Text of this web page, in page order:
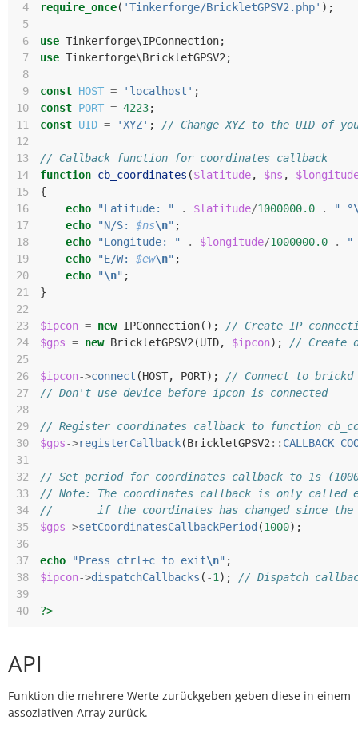
4
require_once( 'Tinkerforge/BrickletGPSV2.php' );
5
6
use Tinkerforge\IPConnection;
7
use Tinkerforge\BrickletGPSV2 ;
8
9
const HOST = 'localhost' ;
10
const PORT = 4223;
11
const UID = 'XYZ' ;
// Change XYZ to the UID of
12
13
// Callback function for coordinates callback
14
function cb_coordinates ($latitude, $ns ,
15
{
16
echo "Latitude: " . $latitude/1000000.0 . " °
17
echo "N/S: $ns\n" ;
18
echo "Longitude: " . $longitude/1000000.0 .
"
19
echo "E/W: $ew\n" ;
20
echo "\n" ;
21
}
22
23
$ipcon = new IPConnection();
// Create IP
24
$gps = new BrickletGPSV2 (UID, $ipcon);
// Create
25
26
$ipcon->connect (HOST, PORT);
// Connect to brickd
27
// Don't use device before ipcon is connected
28
29
// Register coordinates callback to function
30
$gps->registerCallback(BrickletGPSV2 ::
31
32
// Set period for coordinates callback to 1s
33
// Note: The coordinates callback is only called
34
//       if the coordinates has changed since
35
$gps->setCoordinatesCallbackPeriod (1000);
36
37
echo "Press ctrl+c to exit\n" ;
38
$ipcon->dispatchCallbacks ( -1 );
// Dispatch
39
40
?>
API
Funktion die mehrere Werte zurückgeben geben diese in einem
assoziativen Array zurück.